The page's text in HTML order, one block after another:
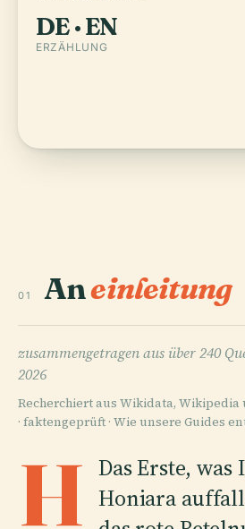
DE · EN
ERZÄHLUNG
01 Aneinleitung
zusammengetragen aus über 240
2026
Recherchiert aus Wikidata,
· faktengeprüft · Wie unsere Guides
H Das Erste,
Honiara